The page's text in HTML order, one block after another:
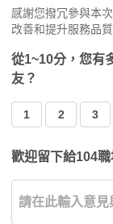
感謝您撥冗參與本
改善和提升服務品質
從1~10分，您有
友？
1 2 3
歡迎留下給104